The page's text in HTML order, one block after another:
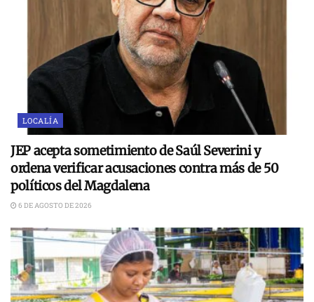
LOCALÍA
JEP acepta sometimiento de Saúl Severini y
ordena verificar acusaciones contra más de 50
políticos del Magdalena
6 DE AGOSTO DE 2026